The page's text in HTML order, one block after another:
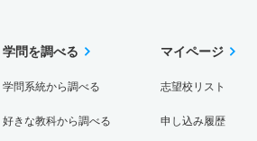
学問を調べる
学問系統から調べる
好きな教科から調べる
マイページ
志望校リスト
申し込み履歴